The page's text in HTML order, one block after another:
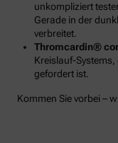
unkompliziert
Gerade in der
verbreitet.
Thromcardin®
Kreislauf-
gefordert ist.
Kommen Sie vorbei –